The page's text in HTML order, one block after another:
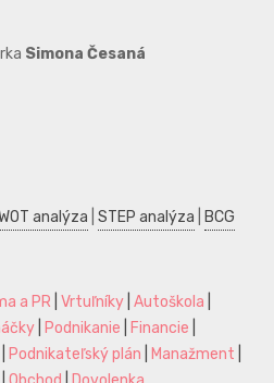
Simona Česaná
analýza STEP analýza
BCG
a PR Vrtuľníky Autoškola
Podnikanie Financie
Podnikateľský plán Manažment